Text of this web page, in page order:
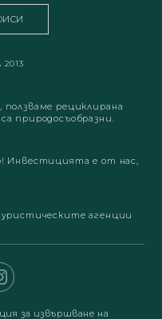
рециклирана
природосъобразни.
Инвестицията е от нас,
агенции
за извършване на